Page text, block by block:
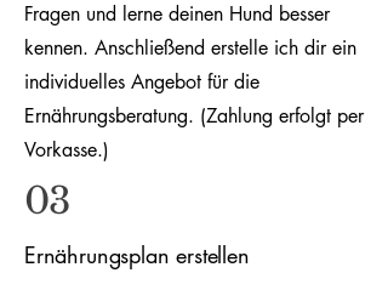
Fragen und lerne deinen Hund besser
kennen. Anschließend erstelle ich dir ein
individuelles Angebot für die
Ernährungsberatung. (Zahlung erfolgt per
Vorkasse.)
03
Ernährungsplan erstellen